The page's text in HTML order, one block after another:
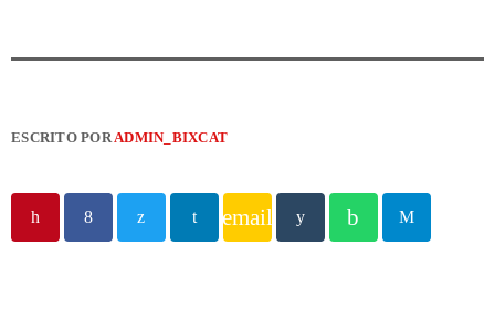
ESCRITO PORADMIN_BIXCAT
email